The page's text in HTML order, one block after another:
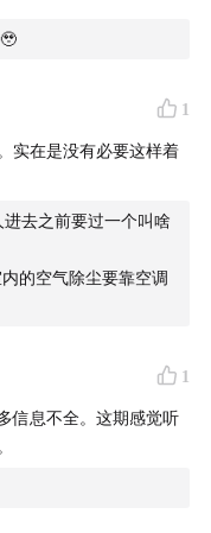
临精工的工厂内搬运
了最新的AI大模型技
，可以自由行走，
场，敢于用直播方式
发布会
3小时的访谈（文
工」的 3 小时｜对话
人、也就是A2W的
有趣的体验。想观看
1
实在是没有必要这样着
去之前要过一个叫啥
的空气除尘要靠空调
1
信息不全。这期感觉听